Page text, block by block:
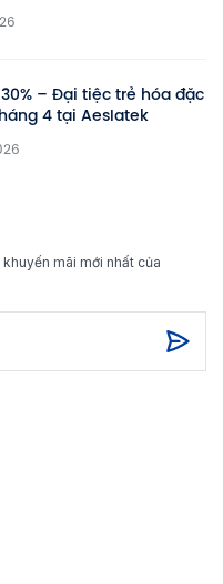
– Đại tiệc trẻ hóa đặc
4 tại Aeslatek
mãi mới nhất của